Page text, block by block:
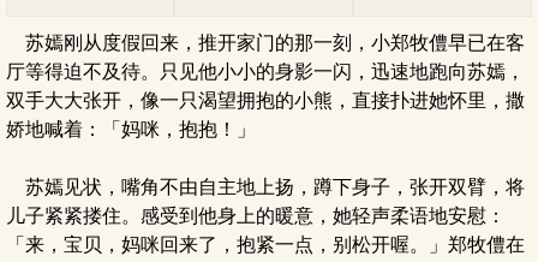
苏嫣刚从度假回来，推开家门的那一刻，小郑牧僼早已在客
厅等得迫不及待。只见他小小的身影一闪，迅速地跑向苏嫣，
双手大大张开，像一只渴望拥抱的小熊，直接扑进她怀里，撒
娇地喊着：「妈咪，抱抱！」
苏嫣见状，嘴角不由自主地上扬，蹲下身子，张开双臂，将
儿子紧紧搂住。感受到他身上的暖意，她轻声柔语地安慰：
「来，宝贝，妈咪回来了，抱紧一点，别松开喔。」郑牧僼在